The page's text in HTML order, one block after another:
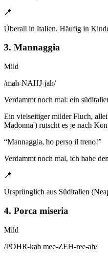
📍
Überall in Italien. Häufig in
3. Mannaggia
Mild
/mah-NAHJ-jah/
Verdammt noch mal: ein
Ein vielseitiger milder Fluch,
Madonna') rutscht es je nach
“Mannaggia, ho perso il treno!”
Verdammt noch mal, ich habe
📍
Ursprünglich aus Süditalien
4. Porca miseria
Mild
/POHR-kah mee-ZEH-ree-ah/